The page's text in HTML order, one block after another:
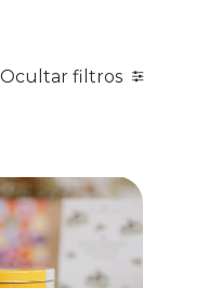
Ocultar filtros